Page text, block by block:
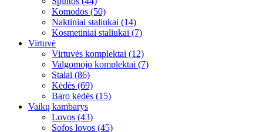
Komodos (50)
Naktiniai staliukai (14)
Kosmetiniai staliukai (7)
Virtuvė
Virtuvės komplektai (12)
Valgomojo komplektai (7)
Stalai (86)
Kėdės (69)
Baro kėdės (15)
Vaikų kambarys
Lovos (43)
Sofos lovos (45)